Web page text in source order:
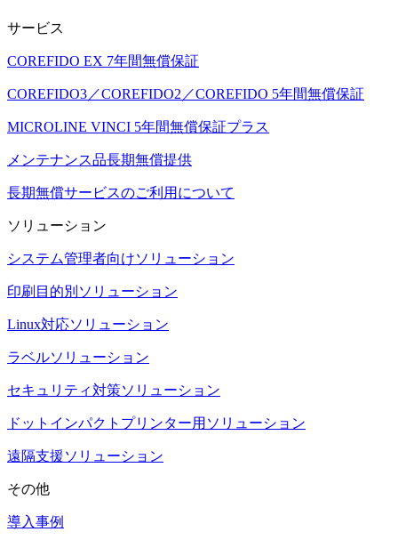
サービス
COREFIDO EX 7年間無償保証
COREFIDO3／COREFIDO2／COREFIDO 5年間無償保証
MICROLINE VINCI 5年間無償保証プラス
メンテナンス品長期無償提供
長期無償サービスのご利用について
ソリューション
システム管理者向けソリューション
印刷目的別ソリューション
Linux対応ソリューション
ラベルソリューション
セキュリティ対策ソリューション
ドットインパクトプリンター用ソリューション
遠隔支援ソリューション
その他
導入事例